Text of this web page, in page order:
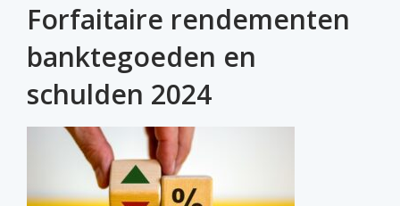
Forfaitaire rendementen
banktegoeden en
schulden 2024